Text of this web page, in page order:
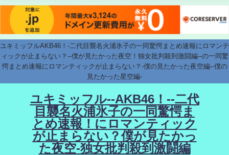
ユキミッフルAKB46！-二代目襲名火浦氷子の一同驚愕まとめ速報にロマンテ
ィックが止まらない？--僕が見たかった夜空！独女批判殺到激闘編--の一同驚
愕まとめ速報にロマンティックが止まらない？-僕の見たかった夜空編--僕の
見たかった星空編-
ユキミッフル--AKB46！--二代
目襲名火浦氷子の一同驚愕ま
とめ速報！にロマンティック
が止まらない？僕が見たかっ
た夜空-独女批判殺到激闘編